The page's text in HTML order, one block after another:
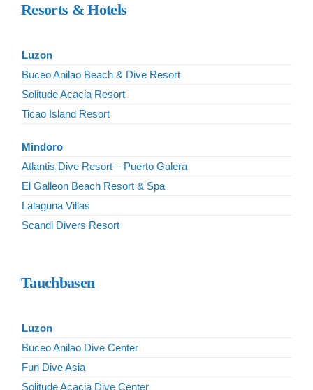
Resorts & Hotels
Luzon
Buceo Anilao Beach & Dive Resort
Solitude Acacia Resort
Ticao Island Resort
Mindoro
Atlantis Dive Resort – Puerto Galera
El Galleon Beach Resort & Spa
Lalaguna Villas
Scandi Divers Resort
Tauchbasen
Luzon
Buceo Anilao Dive Center
Fun Dive Asia
Solitude Acacia Dive Center